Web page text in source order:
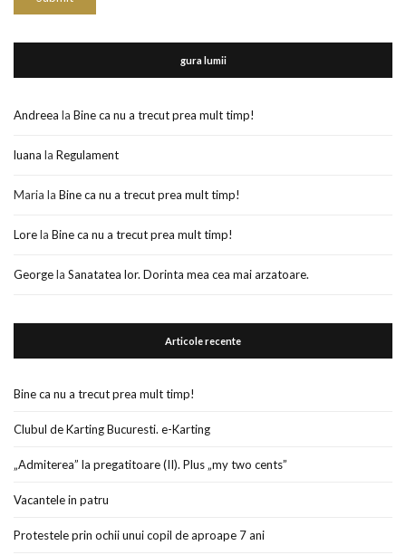
gura lumii
Andreea la Bine ca nu a trecut prea mult timp!
luana la Regulament
Maria la Bine ca nu a trecut prea mult timp!
Lorela Bine ca nu a trecut prea mult timp!
Georgela Sanatatea lor. Dorinta mea cea mai arzatoare.
Articole recente
Bine ca nu a trecut prea mult timp!
Clubul de Karting Bucuresti. e-Karting
„Admiterea” la pregatitoare (II). Plus „my two cents”
Vacantele in patru
Protestele prin ochii unui copil de aproape 7 ani